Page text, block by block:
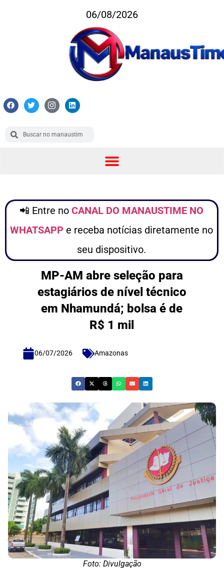
06/08/2026
📲 Entre no CANAL DO MANAUSTIME NO
WHATSAPP e receba notícias diretamente no
seu dispositivo.
MP-AM abre seleção para
estagiários de nível técnico
em Nhamundá; bolsa é de
R$ 1 mil
06/07/2026 Amazonas
Foto: Divulgação